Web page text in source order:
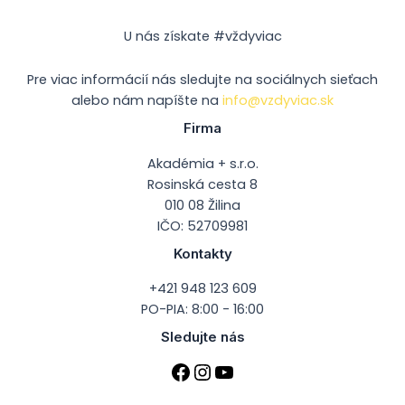
U nás získate #vždyviac
Pre viac informácií nás sledujte na sociálnych sieťach
alebo nám napíšte na info@vzdyviac.sk
Firma
Akadémia + s.r.o.
Rosinská cesta 8
010 08 Žilina
IČO: 52709981
Kontakty
+421 948 123 609
PO-PIA: 8:00 - 16:00
Sledujte nás